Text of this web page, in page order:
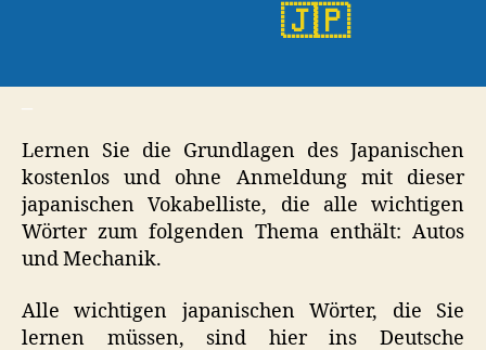
🇯🇵
Lernen Sie die Grundlagen des Japanischen
kostenlos und ohne Anmeldung mit dieser
japanischen Vokabelliste, die alle wichtigen
Wörter zum folgenden Thema enthält: Autos
und Mechanik.
Alle wichtigen japanischen Wörter, die Sie
lernen müssen, sind hier ins Deutsche